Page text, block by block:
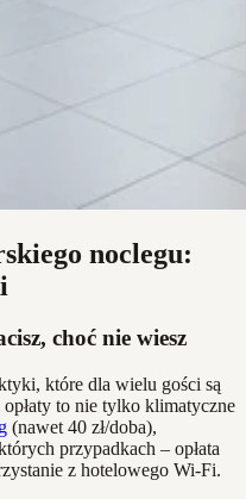
noclegu:
choć nie wiesz
które dla wielu gości są
to nie tylko klimatyczne
(nawet 40 zł/doba),
przypadkach – opłata
z hotelowego Wi-Fi.